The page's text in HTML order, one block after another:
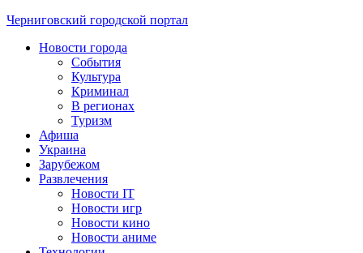
Черниговский городской портал
Новости города
События
Культура
Криминал
В регионах
Туризм
Афиша
Украина
Зарубежом
Развлечения
Новости IT
Новости игр
Новости кино
Новости аниме